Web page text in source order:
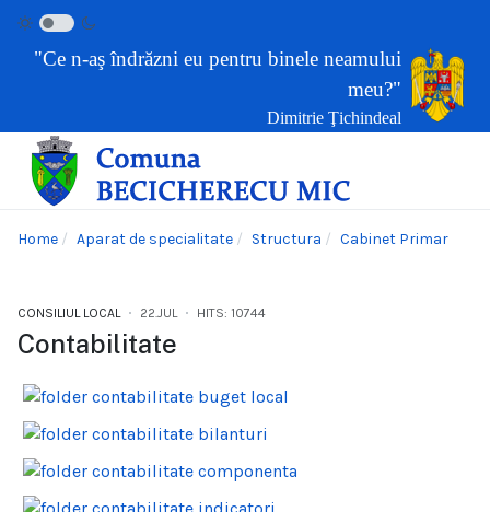
"Ce n-aş îndrăzni eu pentru binele neamului
meu?"
Dimitrie Ţichindeal
Home Aparat de specialitate Structura Cabinet Primar
CONSILIUL LOCAL 22.JUL HITS: 10744
Contabilitate